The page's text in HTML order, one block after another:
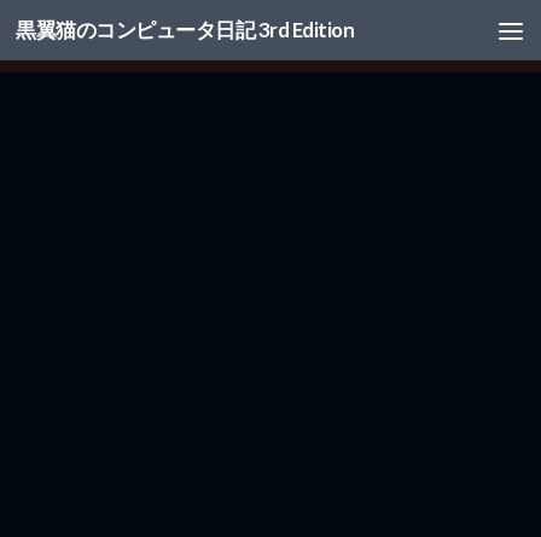
コンテンツへスキップ
黒翼猫のコンピュータ日記 3rd Edition